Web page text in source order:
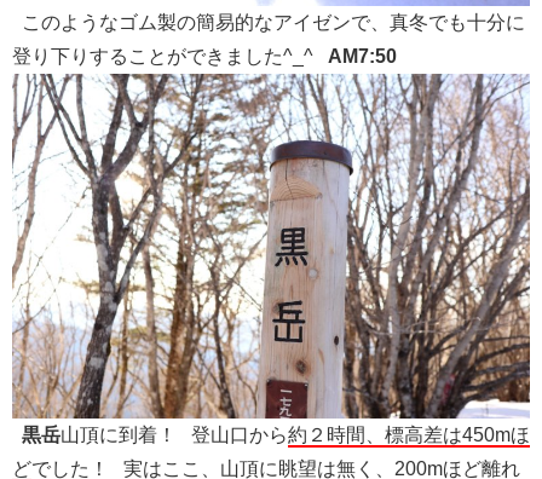
このようなゴム製の簡易的なアイゼンで、真冬でも十分に
登り下りすることができました^_^ AM7:50
黒岳山頂に到着！ 登山口から約２時間、標高差は450mほ
どでした！ 実はここ、山頂に眺望は無く、200mほど離れ